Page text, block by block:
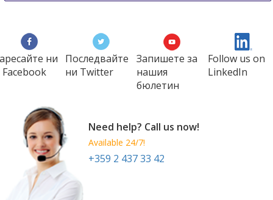
ни
Последвайте
ни Twitter
Запишете за
нашия
бюлетин
Follow us on
LinkedIn
Need help? Call us now!
Available 24/7!
+359 2 437 33 42